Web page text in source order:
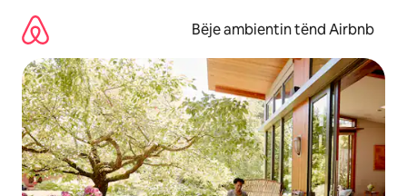
përmbajtja
Bëje ambientin tënd Airbnb